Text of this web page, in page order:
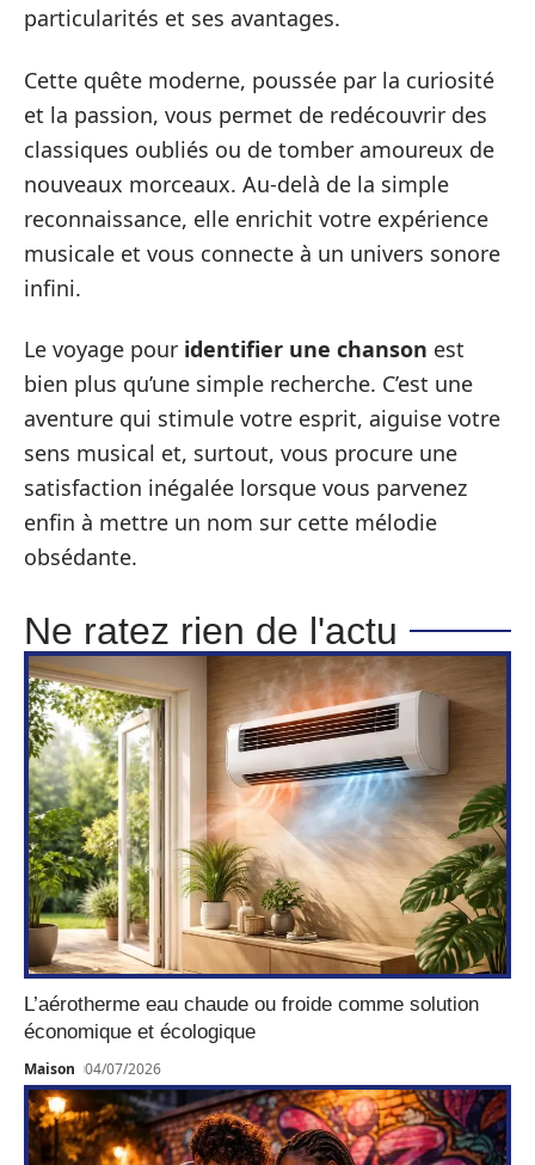
particularités et ses avantages.
Cette quête moderne, poussée par la curiosité
et la passion, vous permet de redécouvrir des
classiques oubliés ou de tomber amoureux de
nouveaux morceaux. Au-delà de la simple
reconnaissance, elle enrichit votre expérience
musicale et vous connecte à un univers sonore
infini.
Le voyage pour identifier une chanson est
bien plus qu’une simple recherche. C’est une
aventure qui stimule votre esprit, aiguise votre
sens musical et, surtout, vous procure une
satisfaction inégalée lorsque vous parvenez
enfin à mettre un nom sur cette mélodie
obsédante.
Ne ratez rien de l'actu
L’aérotherme eau chaude ou froide comme solution
économique et écologique
Maison 04/07/2026